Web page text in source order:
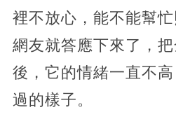
裡不放心，能不能幫忙
網友就答應下來了，
後，它的情緒一直不
過的樣子。